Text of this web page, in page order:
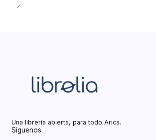
Una librería abierta, para todo Arica.
Síguenos